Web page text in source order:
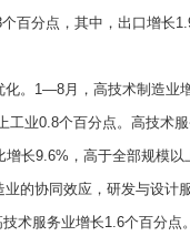
百分点，其中，出口增长
。1—8月，高技术制造业
工业0.8个百分点。高技术
长9.6%，高于全部规模以
业的协同效应，研发与设计
术服务业增长1.6个百分点